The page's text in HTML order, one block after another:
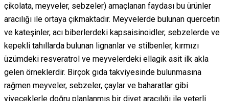
çikolata, meyveler, sebzeler) amaçlanan faydası bu ürünler
aracılığı ile ortaya çıkmaktadır. Meyvelerde bulunan quercetin
ve kateşinler, acı biberlerdeki kapsaisinoidler, sebzelerde ve
kepekli tahıllarda bulunan lignanlar ve stilbenler, kırmızı
üzümdeki resveratrol ve meyvelerdeki ellagik asit ilk akla
gelen örneklerdir. Birçok gıda takviyesinde bulunmasına
rağmen meyveler, sebzeler, çaylar ve baharatlar gibi
yiyeceklerle doğru planlanmış bir diyet aracılığı ile yeterli